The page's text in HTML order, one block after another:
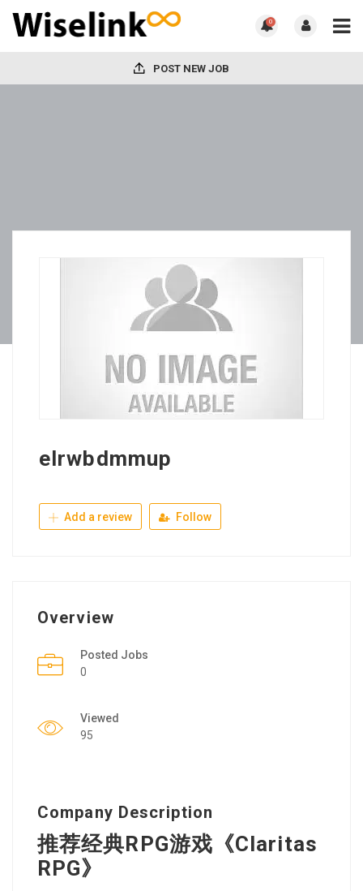
0
POST NEW JOB
elrwbdmmup
Add a review Follow
Overview
Posted Jobs
0
Viewed
95
Company Description
推荐经典RPG游戏《Claritas
RPG》